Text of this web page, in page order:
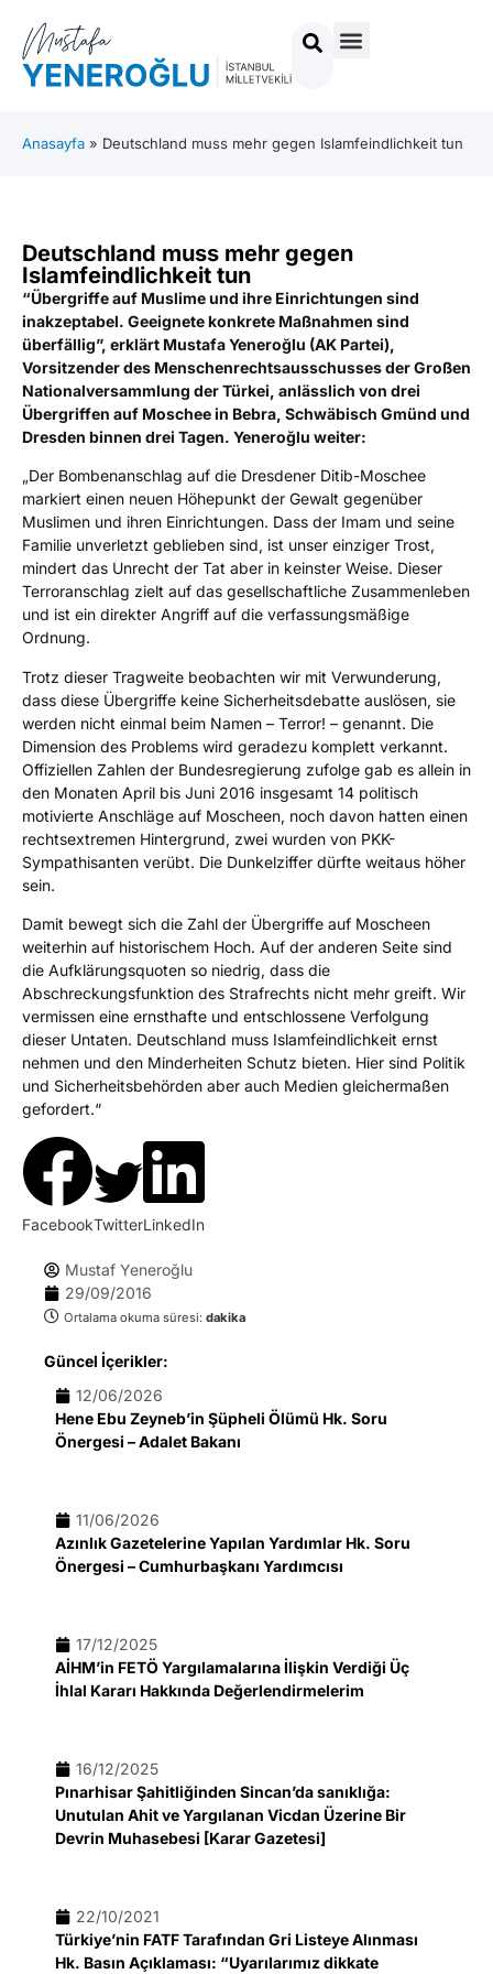
Anasayfa » Deutschland muss mehr gegen Islamfeindlichkeit tun
Deutschland muss mehr gegen
Islamfeindlichkeit tun
“Übergriffe auf Muslime und ihre Einrichtungen sind
inakzeptabel. Geeignete konkrete Maßnahmen sind
überfällig”, erklärt Mustafa Yeneroğlu (AK Partei),
Vorsitzender des Menschenrechtsausschusses der Großen
Nationalversammlung der Türkei, anlässlich von drei
Übergriffen auf Moschee in Bebra, Schwäbisch Gmünd und
Dresden binnen drei Tagen. Yeneroğlu weiter:
„Der Bombenanschlag auf die Dresdener Ditib-Moschee
markiert einen neuen Höhepunkt der Gewalt gegenüber
Muslimen und ihren Einrichtungen. Dass der Imam und seine
Familie unverletzt geblieben sind, ist unser einziger Trost,
mindert das Unrecht der Tat aber in keinster Weise. Dieser
Terroranschlag zielt auf das gesellschaftliche Zusammenleben
und ist ein direkter Angriff auf die verfassungsmäßige
Ordnung.
Trotz dieser Tragweite beobachten wir mit Verwunderung,
dass diese Übergriffe keine Sicherheitsdebatte auslösen, sie
werden nicht einmal beim Namen – Terror! – genannt. Die
Dimension des Problems wird geradezu komplett verkannt.
Offiziellen Zahlen der Bundesregierung zufolge gab es allein in
den Monaten April bis Juni 2016 insgesamt 14 politisch
motivierte Anschläge auf Moscheen, noch davon hatten einen
rechtsextremen Hintergrund, zwei wurden von PKK-
Sympathisanten verübt. Die Dunkelziffer dürfte weitaus höher
sein.
Damit bewegt sich die Zahl der Übergriffe auf Moscheen
weiterhin auf historischem Hoch. Auf der anderen Seite sind
die Aufklärungsquoten so niedrig, dass die
Abschreckungsfunktion des Strafrechts nicht mehr greift. Wir
vermissen eine ernsthafte und entschlossene Verfolgung
dieser Untaten. Deutschland muss Islamfeindlichkeit ernst
nehmen und den Minderheiten Schutz bieten. Hier sind Politik
und Sicherheitsbehörden aber auch Medien gleichermaßen
gefordert.“
FacebookTwitterLinkedIn
Mustaf Yeneroğlu
29/09/2016
Ortalama okuma süresi: dakika
Güncel İçerikler:
12/06/2026
Hene Ebu Zeyneb’in Şüpheli Ölümü Hk. Soru
Önergesi – Adalet Bakanı
11/06/2026
Azınlık Gazetelerine Yapılan Yardımlar Hk. Soru
Önergesi – Cumhurbaşkanı Yardımcısı
17/12/2025
AİHM’in FETÖ Yargılamalarına İlişkin Verdiği Üç
İhlal Kararı Hakkında Değerlendirmelerim
16/12/2025
Pınarhisar Şahitliğinden Sincan’da sanıklığa:
Unutulan Ahit ve Yargılanan Vicdan Üzerine Bir
Devrin Muhasebesi [Karar Gazetesi]
22/10/2021
Türkiye’nin FATF Tarafından Gri Listeye Alınması
Hk. Basın Açıklaması: “Uyarılarımız dikkate